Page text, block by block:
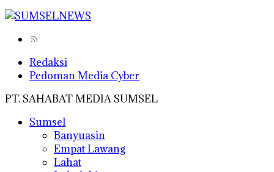
Redaksi
Pedoman Media Cyber
PT. SAHABAT MEDIA SUMSEL
Sumsel
Banyuasin
Empat Lawang
Lahat